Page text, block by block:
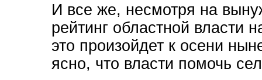
И все же, несмотря на
рейтинг областной власти
это произойдет к осени
ясно, что власти помочь